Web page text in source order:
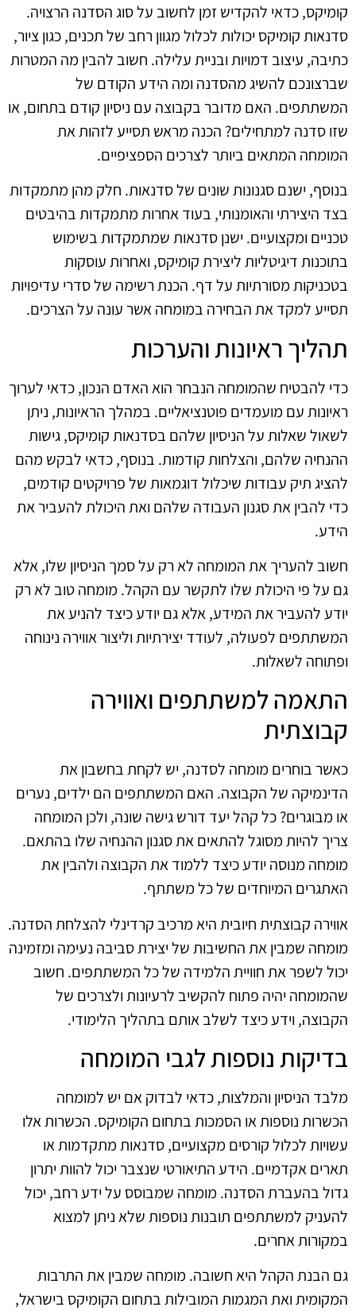
קומיקס, כדאי להקדיש זמן לחשוב על סוג הסדנה הרצויה.
סדנאות קומיקס יכולות לכלול מגוון רחב של תכנים, כגון ציור,
כתיבה, עיצוב דמויות ובניית עלילה. חשוב להבין מה המטרות
שברצונכם להשיג מהסדנה ומה הידע הקודם של
המשתתפים. האם מדובר בקבוצה עם ניסיון קודם בתחום, או
שזו סדנה למתחילים? הכנה מראש תסייע לזהות את
המומחה המתאים ביותר לצרכים הספציפיים.
בנוסף, ישנם סגנונות שונים של סדנאות. חלק מהן מתמקדות
בצד היצירתי והאומנותי, בעוד אחרות מתמקדות בהיבטים
טכניים ומקצועיים. ישנן סדנאות שמתמקדות בשימוש
בתוכנות דיגיטליות ליצירת קומיקס, ואחרות עוסקות
בטכניקות מסורתיות על דף. הכנת רשימה של סדרי עדיפויות
תסייע למקד את הבחירה במומחה אשר עונה על הצרכים.
תהליך ראיונות והערכות
כדי להבטיח שהמומחה הנבחר הוא האדם הנכון, כדאי לערוך
ראיונות עם מועמדים פוטנציאליים. במהלך הראיונות, ניתן
לשאול שאלות על הניסיון שלהם בסדנאות קומיקס, גישות
ההנחיה שלהם, והצלחות קודמות. בנוסף, כדאי לבקש מהם
להציג תיק עבודות שיכלול דוגמאות של פרויקטים קודמים,
כדי להבין את סגנון העבודה שלהם ואת היכולת להעביר את
הידע.
חשוב להעריך את המומחה לא רק על סמך הניסיון שלו, אלא
גם על פי היכולת שלו לתקשר עם הקהל. מומחה טוב לא רק
יודע להעביר את המידע, אלא גם יודע כיצד להניע את
המשתתפים לפעולה, לעודד יצירתיות וליצור אווירה נינוחה
ופתוחה לשאלות.
התאמה למשתתפים ואווירה
קבוצתית
כאשר בוחרים מומחה לסדנה, יש לקחת בחשבון את
הדינמיקה של הקבוצה. האם המשתתפים הם ילדים, נערים
או מבוגרים? כל קהל יעד דורש גישה שונה, ולכן המומחה
צריך להיות מסוגל להתאים את סגנון ההנחיה שלו בהתאם.
מומחה מנוסה יודע כיצד ללמוד את הקבוצה ולהבין את
האתגרים המיוחדים של כל משתתף.
אווירה קבוצתית חיובית היא מרכיב קרדינלי להצלחת הסדנה.
מומחה שמבין את החשיבות של יצירת סביבה נעימה ומזמינה
יכול לשפר את חוויית הלמידה של כל המשתתפים. חשוב
שהמומחה יהיה פתוח להקשיב לרעיונות ולצרכים של
הקבוצה, וידע כיצד לשלב אותם בתהליך הלימודי.
בדיקות נוספות לגבי המומחה
מלבד הניסיון והמלצות, כדאי לבדוק אם יש למומחה
הכשרות נוספות או הסמכות בתחום הקומיקס. הכשרות אלו
עשויות לכלול קורסים מקצועיים, סדנאות מתקדמות או
תארים אקדמיים. הידע התיאורטי שנצבר יכול להוות יתרון
גדול בהעברת הסדנה. מומחה שמבוסס על ידע רחב, יכול
להעניק למשתתפים תובנות נוספות שלא ניתן למצוא
במקורות אחרים.
גם הבנת הקהל היא חשובה. מומחה שמבין את התרבות
המקומית ואת המגמות המובילות בתחום הקומיקס בישראל,